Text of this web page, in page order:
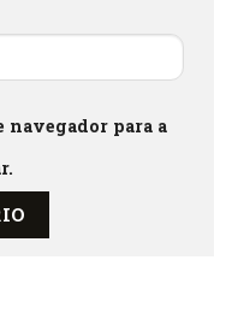
navegador para a